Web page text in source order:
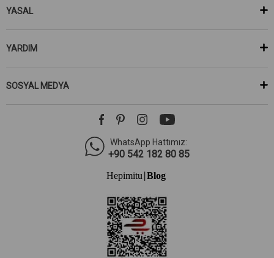
YASAL
YARDIM
SOSYAL MEDYA
WhatsApp Hattımız:
+90 542 182 80 85
Hepimitu| Blog